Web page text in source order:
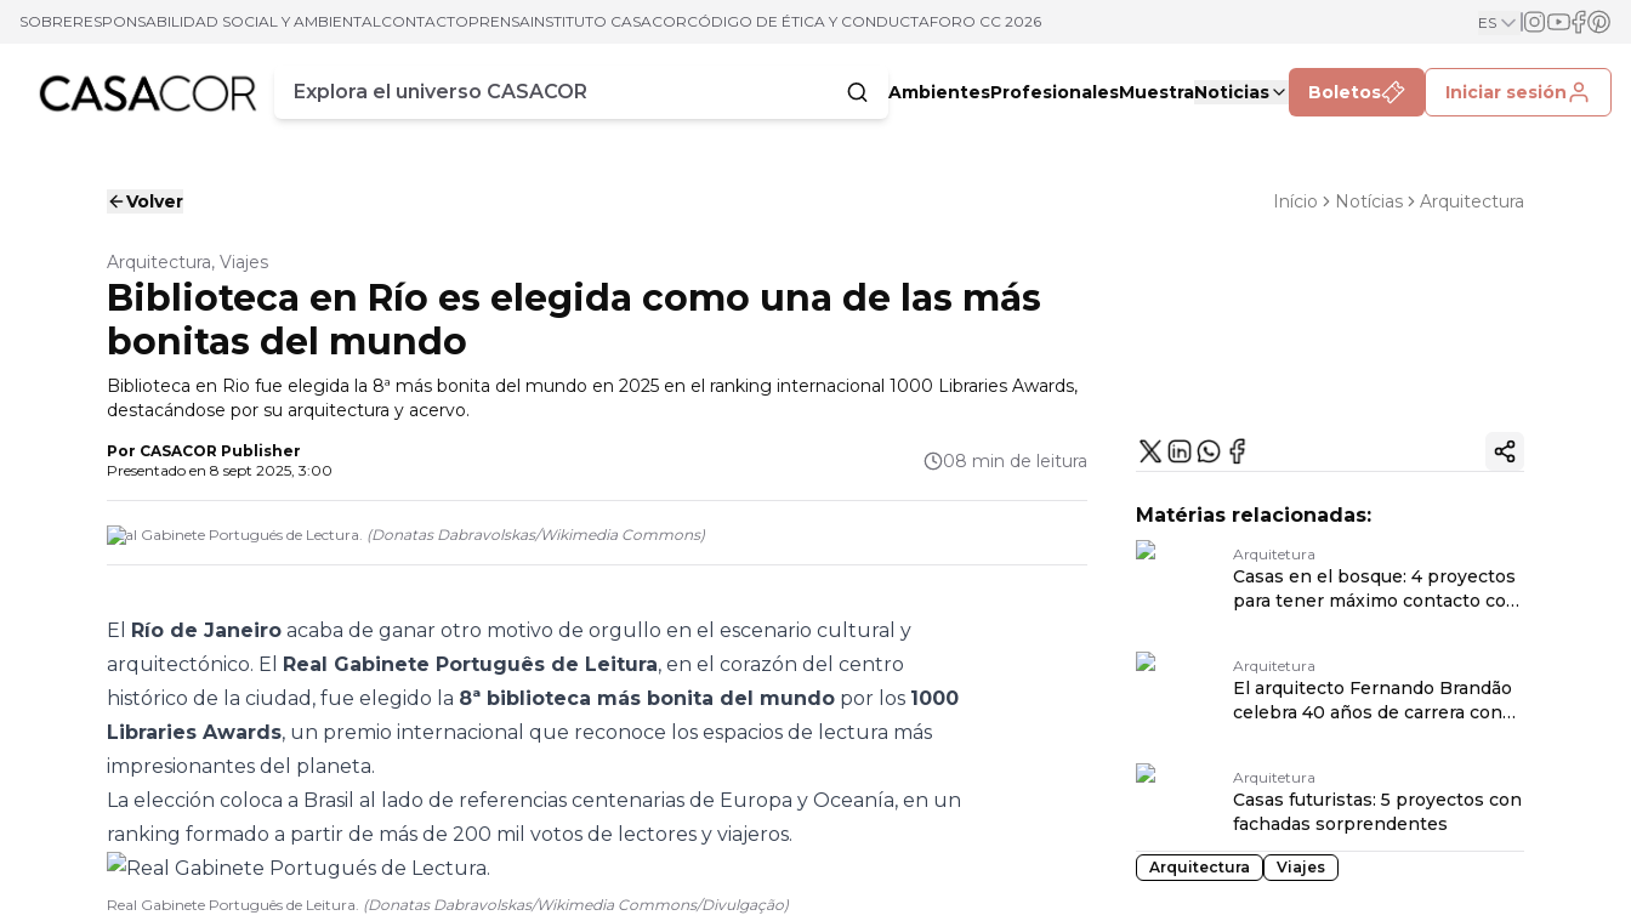
SOBRERESPONSABILIDAD SOCIAL Y AMBIENTALCONTACTOPRENSAINSTITUTO CASACORCÓDIGO DE ÉTICA Y CONDUCTAFORO CC 2026 ES
Campo de busca
Ingrese al menos tres caracteres
AmbientesProfesionalesMuestraNoticias Boletos Iniciar sesión
Volver Início Notícias Arquitectura
Arquitectura, Viajes
Biblioteca en Río es elegida como una de las más
bonitas del mundo
Biblioteca en Rio fue elegida la 8ª más bonita del mundo en 2025 en el ranking internacional 1000 Libraries Awards,
destacándose por su arquitectura y acervo.
Por CASACOR Publisher
Presentado en 8 sept 2025, 3:00 08 min de leitura
Real Gabinete Portugués de Lectura. (Donatas Dabravolskas/Wikimedia Commons)
El Río de Janeiro acaba de ganar otro motivo de orgullo en el escenario cultural y
arquitectónico. El Real Gabinete Português de Leitura, en el corazón del centro
histórico de la ciudad, fue elegido la 8ª biblioteca más bonita del mundo por los 1000
Libraries Awards, un premio internacional que reconoce los espacios de lectura más
impresionantes del planeta.
La elección coloca a Brasil al lado de referencias centenarias de Europa y Oceanía, en un
ranking formado a partir de más de 200 mil votos de lectores y viajeros.
Real Gabinete Português de Leitura. (Donatas Dabravolskas/Wikimedia Commons/Divulgação)
Copiar enlace
Matérias relacionadas:
Arquitetura
Casas en el bosque: 4 proyectos
para tener máximo contacto con
Arquitetura
El arquitecto Fernando Brandão
celebra 40 años de carrera con
Arquitetura
Casas futuristas: 5 proyectos con
fachadas sorprendentes
Arquitectura Viajes